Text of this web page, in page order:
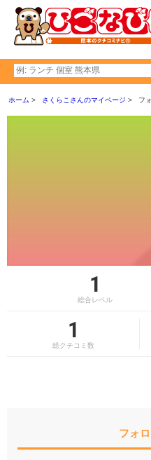
ホーム さくらこさんのマイページ フ
1
総合レベル
1
総クチコミ数
フォ